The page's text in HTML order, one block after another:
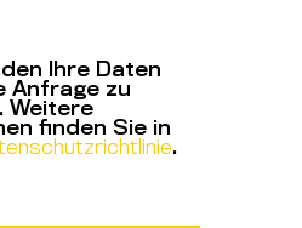
Ihre Daten
Anfrage zu
Weitere
finden Sie in
.